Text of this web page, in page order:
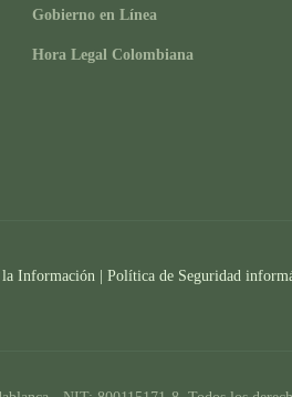
Gobierno en Línea
Hora Legal Colombiana
la Información Política de Seguridad